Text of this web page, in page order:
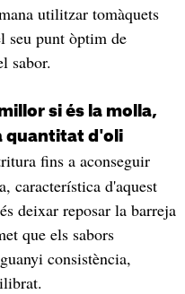
utilitzar tomàquets
seu punt òptim de
sabor.
si és la molla,
quantitat d'oli
fins a aconseguir
característica d'aquest
deixar reposar la barreja
que els sabors
consistència,